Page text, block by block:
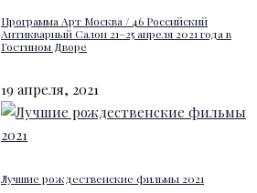
Программа Арт Москва / 46 Российский
Антикварный Салон 21–25 апреля 2021 года в
Гостином Дворе
19 апреля, 2021
Лучшие рождественские фильмы 2021